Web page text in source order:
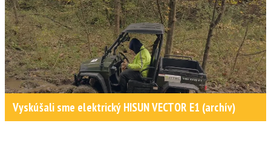
Vyskúšali sme elektrický HISUN VECTOR E1 (archív)